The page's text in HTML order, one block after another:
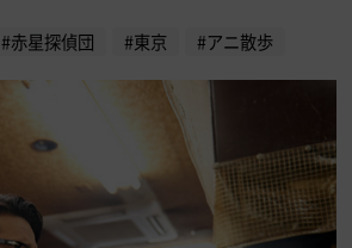
#赤星探偵団 #東京 #アニ散歩